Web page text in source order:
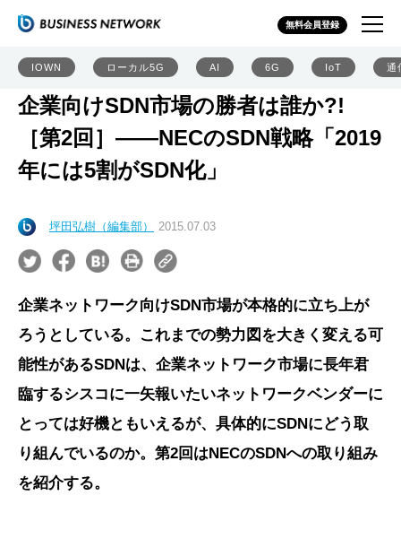
無料会員登録
IOWN ローカル5G AI 6G IoT 通
企業向けSDN市場の勝者は誰か?!
［第2回］――NECのSDN戦略「2019
年には5割がSDN化」
坪田弘樹（編集部） 2015.07.03
企業ネットワーク向けSDN市場が本格的に立ち上が
ろうとしている。これまでの勢力図を大きく変える可
能性があるSDNは、企業ネットワーク市場に長年君
臨するシスコに一矢報いたいネットワークベンダーに
とっては好機ともいえるが、具体的にSDNにどう取
り組んでいるのか。第2回はNECのSDNへの取り組み
を紹介する。